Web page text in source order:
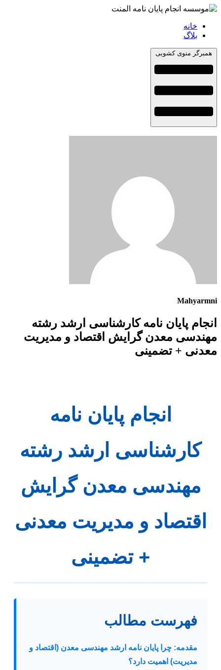
خانه
بلاگ
همبرگر منوی کشویی
Mahyarmni
انجام پایان نامه کارشناسی ارشد رشته
مهندسی معدن گرایش اقتصاد و مدیریت
معدنی + تضمینی
انجام پایان نامه
کارشناسی ارشد رشته
مهندسی معدن گرایش
اقتصاد و مدیریت معدنی
+ تضمینی
فهرست مطالب
مقدمه: چرا پایان نامه ارشد مهندسی معدن (اقتصاد و
مدیریت) اهمیت دارد؟